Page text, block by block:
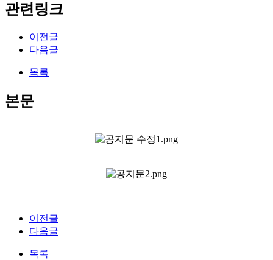
관련링크
이전글
다음글
목록
본문
이전글
다음글
목록